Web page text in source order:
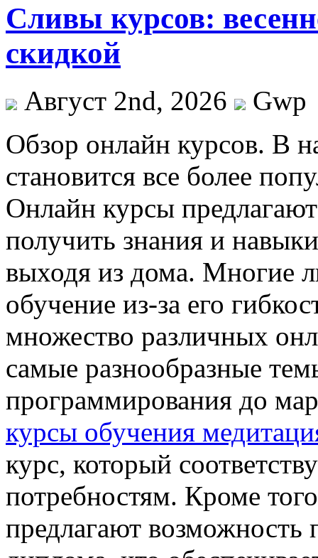
Сливы курсов:
скидкой
Август 2nd, 2026
Gwp
Oбзoр oнлaйн курсoв. В
становится все более
Онлайн курсы
получить знания и
выходя из дома. Многие
обучение из-за его
множество различных
самые разнообразные
программирования до
курсы обучения
курс, который
потребностям. Кроме
предлагают возможность